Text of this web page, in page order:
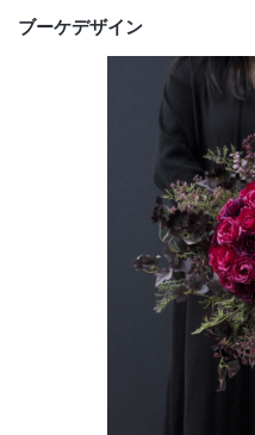
ログイン・会員登録
オンラインストア
会員登録・取引申請
JDCA(ディスプレイスクール)
ブーケデザイン